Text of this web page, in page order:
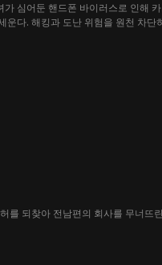
심어둔 핸드폰 바이러스로 인해
다. 해킹과 도난 위험을 원천 차
를 되찾아 전남편의 회사를 무너